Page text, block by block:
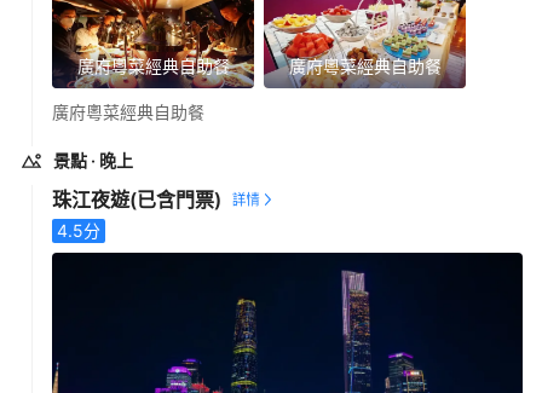
廣府粵菜經典自助餐 廣府粵菜經典自助餐
廣府粵菜經典自助餐
景點 · 晚上
珠江夜遊(已含門票)
4.5分